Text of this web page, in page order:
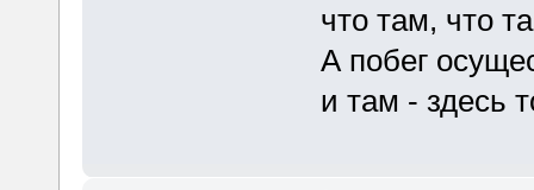
что там, что
А побег
и там - здесь